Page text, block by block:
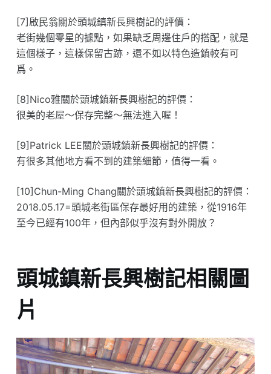
[7]啟民翁關於頭城鎮新長興樹記的評價：
老街幾個零星的據點，如果缺乏周邊住戶的搭配，就是
這個樣子，這樣保留古跡，還不如以特色造鎮較有可
爲。
[8]Nico雅關於頭城鎮新長興樹記的評價：
很美的老屋～保存完整～無法進入喔！
[9]Patrick LEE關於頭城鎮新長興樹記的評價：
有很多其他地方看不到的建築細節，值得一看。
[10]Chun-Ming Chang關於頭城鎮新長興樹記的評價：
2018.05.17=頭城老街區保存最好用的建築，從1916年
至今已經有100年，但內部似乎沒有對外開放？
頭城鎮新長興樹記相關圖
片